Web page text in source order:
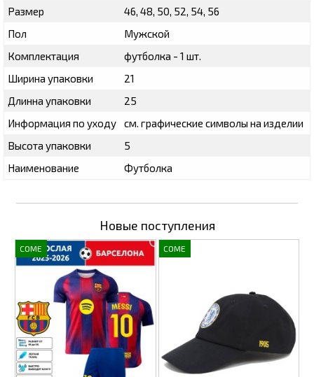
Размер
46, 48, 50, 52, 54, 56
Пол
Мужской
Комплектация
футболка - 1 шт.
Ширина упаковки
21
Длинна упаковки
25
Информация по уходу
см. графические символы на изделии
Высота упаковки
5
Наименование
Футболка
Новые поступления
COME COME